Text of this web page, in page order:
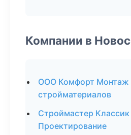
Компании в
ООО Комфорт
стройматериалов
Строймастер
Проектирование